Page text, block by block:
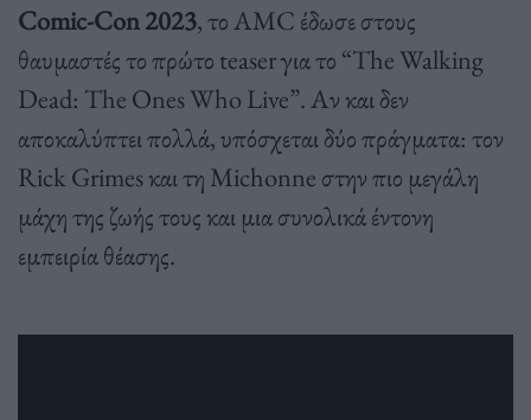
Comic-Con 2023, το AMC έδωσε στους
θαυμαστές το πρώτο teaser για το “The Walking
Dead: The Ones Who Live”. Αν και δεν
αποκαλύπτει πολλά, υπόσχεται δύο πράγματα: τον
Rick Grimes και τη Michonne στην πιο μεγάλη
μάχη της ζωής τους και μια συνολικά έντονη
εμπειρία θέασης.